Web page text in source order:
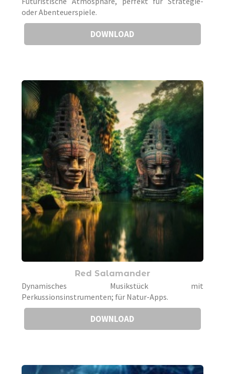
oder Abenteuerspiele.
DOWNLOAD
Red Salamander
Dynamisches Musikstück mit
Perkussionsinstrumenten; für Natur-Apps.
DOWNLOAD